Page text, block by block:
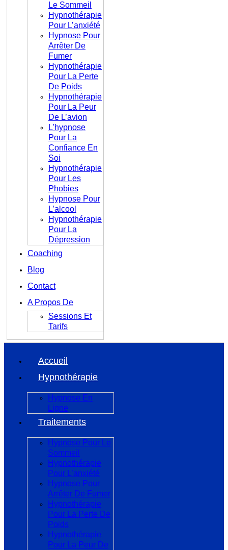
Le Sommeil
Hypnothérapie
Pour L’anxiété
Hypnose Pour
Arrêter De
Fumer
Hypnothérapie
Pour La Perte
De Poids
Hypnothérapie
Pour La Peur
De L’avion
L’hypnose
Pour La
Confiance En
Soi
Hypnothérapie
Pour Les
Phobies
Hypnose Pour
L’alcool
Hypnothérapie
Pour La
Dépression
Coaching
Blog
Contact
A Propos De
Sessions Et
Tarifs
Accueil
Hypnothérapie
Hypnose En
Ligne
Traitements
Hypnose Pour Le
Sommeil
Hypnothérapie
Pour L’anxiété
Hypnose Pour
Arrêter De Fumer
Hypnothérapie
Pour La Perte De
Poids
Hypnothérapie
Pour La Peur De